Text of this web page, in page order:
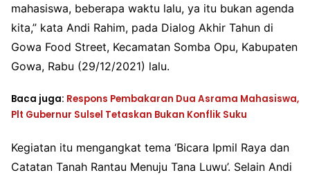
mahasiswa, beberapa waktu lalu, ya itu bukan agenda
kita,” kata Andi Rahim, pada Dialog Akhir Tahun di
Gowa Food Street, Kecamatan Somba Opu, Kabupaten
Gowa, Rabu (29/12/2021) lalu.
Baca juga: Respons Pembakaran Dua Asrama Mahasiswa,
Plt Gubernur Sulsel Tetaskan Bukan Konflik Suku
Kegiatan itu mengangkat tema ‘Bicara Ipmil Raya dan
Catatan Tanah Rantau Menuju Tana Luwu’. Selain Andi